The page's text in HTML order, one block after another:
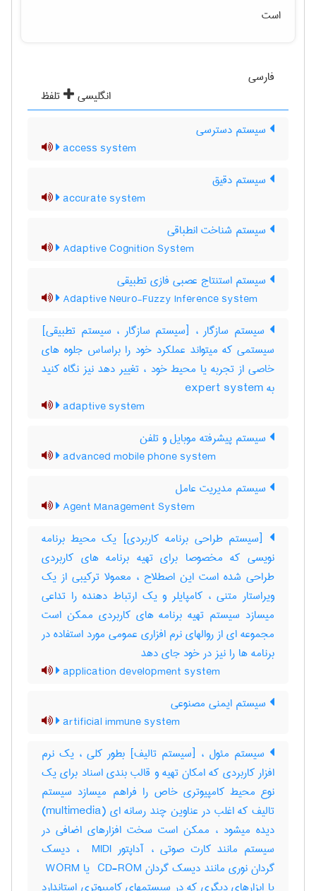
است
فارسی
انگلیسی
تلفظ
سیستم دسترسی
access system
سیستم دقیق
accurate system
سیستم شناخت انطباقی
Adaptive Cognition System
سیستم استنتاج عصبی فازی تطبیقی
Adaptive Neuro-Fuzzy Inference system
سیستم سازگار ، [سیستم سازگار ، سیستم تطبیقی]
سیستمی که میتواند عملکرد خود را براساس جلوه های
خاصی از تجربه یا محیط خود ، تغییر دهد نیز نگاه کنید
به ‎ expert system
adaptive system
سیستم پیشرفته موبایل و تلفن
advanced mobile phone system
سیستم مدیریت عامل
Agent Management System
[سیستم طراحی برنامه کاربردی] یک محیط برنامه
نویسی که مخصوصا برای تهیه برنامه های کاربردی
طراحی شده است این اصطلاح ، معمولا ترکیبی از یک
ویراستار متنی ، کامپایلر و یک ارتباط دهنده را تداعی
میسازد سیستم تهیه برنامه های کاربردی ممکن است
مجموعه ای از روالهای نرم افزاری عمومی مورد استفاده در
برنامه ها را نیز در خود جای دهد
application development system
سیستم ایمنی مصنوعی
artificial immune system
سیستم مئول ، [سیستم تالیف] بطور کلی ، یک نرم
افزار کاربردی که امکان تهیه و قالب بندی اسناد برای یک
نوع محیط کامپیوتری خاص را فراهم میسازد سیستم
تالیف که اغلب در عناوین چند رسانه ای (‎multimedia)
دیده میشود ، ممکن است سخت افزارهای اضافی در
سیستم مانند کارت صوتی ، آداپتور ‎ MIDI ، دیسک
گردان نوری مانند دیسک گردان ‎ CD-ROM یا ‎ WORM